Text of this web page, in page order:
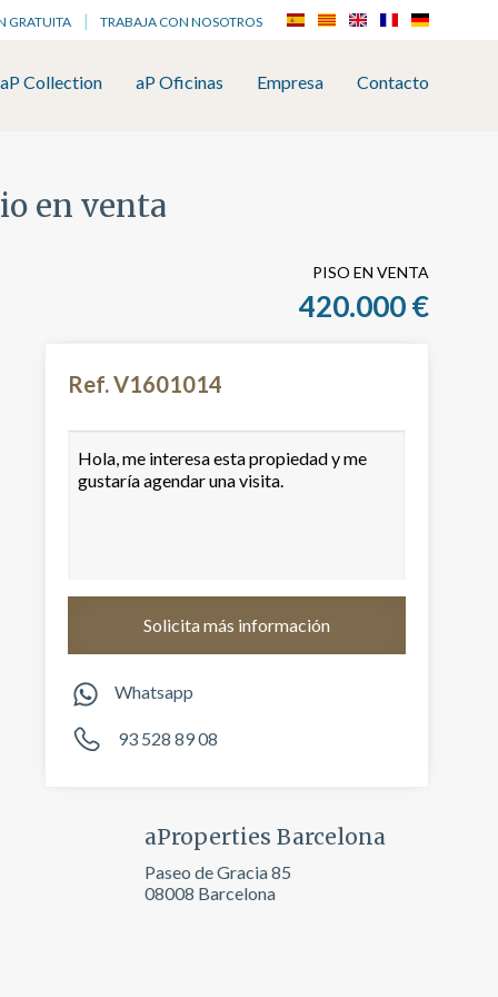
GRATUITA TRABAJA CON NOSOTROS
aP Collection aP Oficinas Empresa Contacto
en venta
PISO EN VENTA
420.000 €
Ref. V1601014
Whatsapp
93 528 89 08
aProperties Barcelona
Paseo de Gracia 85
08008 Barcelona